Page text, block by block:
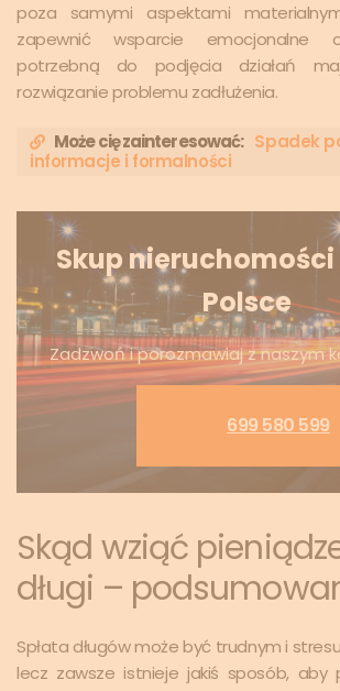
poza samymi aspektami
zapewnić wsparcie emocjonalne
potrzebną do podjęcia działań
rozwiązanie problemu zadłużenia.
Może cię zainteresować: Spadek
informacje i formalności
Skup nieruchomości
Polsce
Zadzwoń i porozmawiaj z naszym
699 580 599
Skąd wziąć
długi –
Spłata długów może być trudnym i
lecz zawsze istnieje jakiś sposób, aby